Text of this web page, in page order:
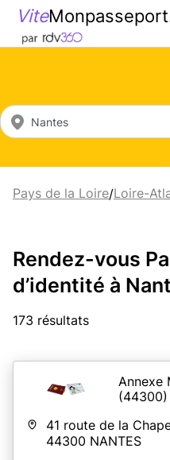
Vite
Pays de la Loire/Loire-
Rendez-vous
d’identité à
173 résultats
Annexe
(44300)
41 route de la
44300 NANTES